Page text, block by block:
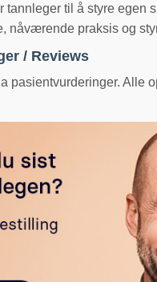
tannleger til å styre
nåværende praksis og
/ Reviews
pasientvurderinger. Alle